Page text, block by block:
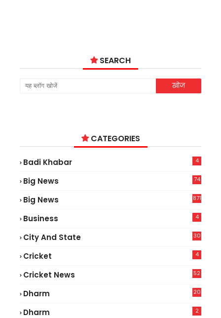
SEARCH
CATEGORIES
Badi Khabar 4
Big News
74
Big News 871
Business 4
City And State 30
Cricket 4
Cricket News
52
Dharm 20
Dharm 2